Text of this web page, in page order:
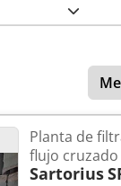
Planta de
flujo cruzado
Sartorius